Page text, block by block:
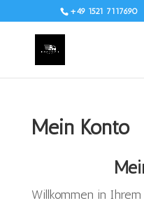
+49 1521 7117690
Mein Konto
Willkommen in